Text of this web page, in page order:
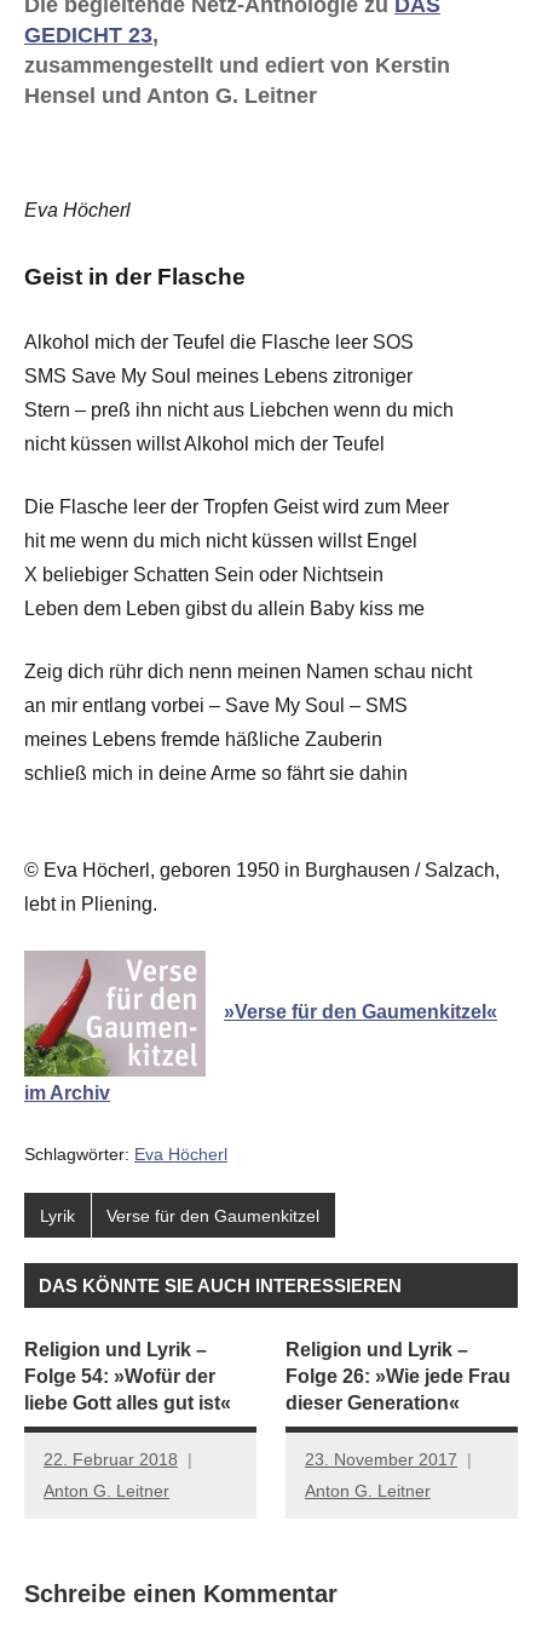
Die begleitende Netz-Anthologie zu DAS
GEDICHT 23,
zusammengestellt und ediert von Kerstin
Hensel und Anton G. Leitner
Eva Höcherl
Geist in der Flasche
Alkohol mich der Teufel die Flasche leer SOS
SMS Save My Soul meines Lebens zitroniger
Stern – preß ihn nicht aus Liebchen wenn du mich
nicht küssen willst Alkohol mich der Teufel
Die Flasche leer der Tropfen Geist wird zum Meer
hit me wenn du mich nicht küssen willst Engel
X beliebiger Schatten Sein oder Nichtsein
Leben dem Leben gibst du allein Baby kiss me
Zeig dich rühr dich nenn meinen Namen schau nicht
an mir entlang vorbei – Save My Soul – SMS
meines Lebens fremde häßliche Zauberin
schließ mich in deine Arme so fährt sie dahin
© Eva Höcherl, geboren 1950 in Burghausen / Salzach,
lebt in Pliening.
»Verse für den Gaumenkitzel«
im Archiv
Schlagwörter: Eva Höcherl
Lyrik Verse für den Gaumenkitzel
DAS KÖNNTE SIE AUCH INTERESSIEREN
Religion und Lyrik –
Folge 54: »Wofür der
liebe Gott alles gut ist«
22. Februar 2018
Anton G. Leitner
Religion und Lyrik –
Folge 26: »Wie jede Frau
dieser Generation«
23. November 2017
Anton G. Leitner
Schreibe einen Kommentar